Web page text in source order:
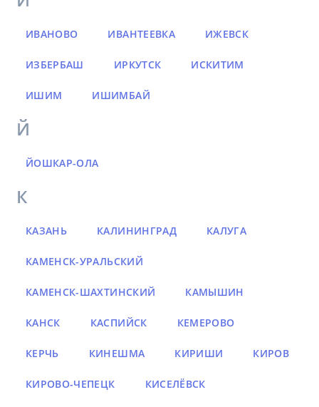
ИВАНОВО ИВАНТЕЕВКА ИЖЕВСК
ИЗБЕРБАШ ИРКУТСК ИСКИТИМ
ИШИМ ИШИМБАЙ
Й
ЙОШКАР-ОЛА
К
КАЗАНЬ КАЛИНИНГРАД КАЛУГА
КАМЕНСК-УРАЛЬСКИЙ
КАМЕНСК-ШАХТИНСКИЙ КАМЫШИН
КАНСК КАСПИЙСК КЕМЕРОВО
КЕРЧЬ КИНЕШМА КИРИШИ КИРОВ
КИРОВО-ЧЕПЕЦК КИСЕЛЁВСК